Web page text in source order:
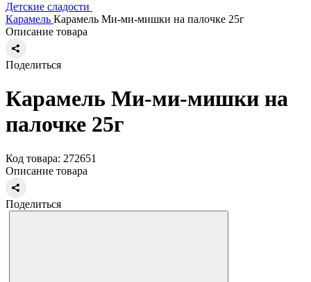
Детские сладости
Карамель Карамель Ми-ми-мишки на палочке 25г
Описание товара
Поделиться
Карамель Ми-ми-мишки на
палочке 25г
Код товара: 272651
Описание товара
Поделиться